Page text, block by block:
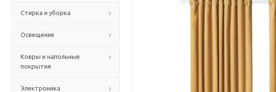
Стирка и уборка
Освещение
Ковры и напольные
покрытия
Электроника